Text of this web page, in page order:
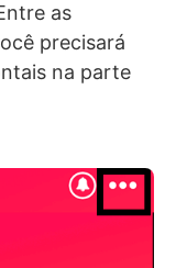
as
precisará
na parte